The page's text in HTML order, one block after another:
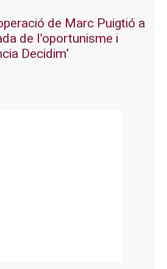
de Marc Puigtió a
de l’oportunisme i
Decidim’